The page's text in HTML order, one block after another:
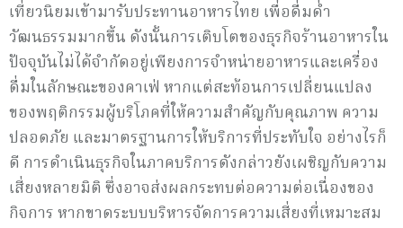
เที่ยวนิยมเข้ามารับประทานอาหารไทย เพื่อดื่มด่ำ
วัฒนธรรมมากขึ้น ดังนั้นการเติบโตของธุรกิจร้านอาหารใน
ปัจจุบันไม่ได้จำกัดอยู่เพียงการจำหน่ายอาหารและเครื่อง
ดื่มในลักษณะของคาเฟ่ หากแต่สะท้อนการเปลี่ยนแปลง
ของพฤติกรรมผู้บริโภคที่ให้ความสำคัญกับคุณภาพ ความ
ปลอดภัย และมาตรฐานการให้บริการที่ประทับใจ อย่างไรก็
ดี การดำเนินธุรกิจในภาคบริการดังกล่าวยังเผชิญกับความ
เสี่ยงหลายมิติ ซึ่งอาจส่งผลกระทบต่อความต่อเนื่องของ
กิจการ หากขาดระบบบริหารจัดการความเสี่ยงที่เหมาะสม